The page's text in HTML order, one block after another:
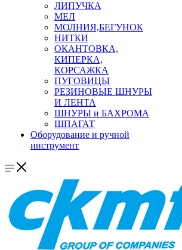
ЛИПУЧКА
МЕЛ
МОЛНИЯ,БЕГУНОК
НИТКИ
ОКАНТОВКА,
КИПЕРКА,
КОРСАЖКА
ПУГОВИЦЫ
РЕЗИНОВЫЕ ШНУРЫ
И ЛЕНТА
ШНУРЫ и БАХРОМА
ШПАГАТ
Оборудование и ручной
инструмент